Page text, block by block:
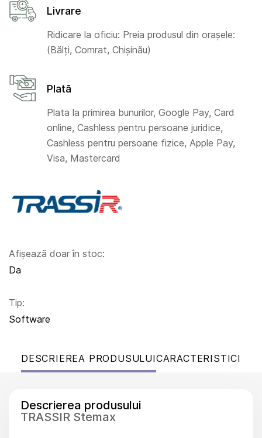
Afișează doar în stoc:
Da
Tip:
Software
Livrare
Ridicare la oficiu: Preia produsul din orașele:
(Bălți, Comrat, Chișinău)
Plată
Plata la primirea bunurilor, Google Pay, Card
online, Cashless pentru persoane juridice,
Cashless pentru persoane fizice, Apple Pay,
Visa, Mastercard
DESCRIEREA PRODUSULUICARACTERISTICI
Descrierea produsului
TRASSIR Stemax